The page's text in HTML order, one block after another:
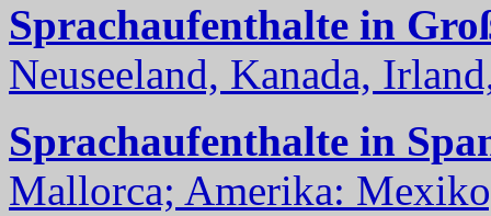
Sprachaufenthalte in
Neuseeland, Kanada,
Sprachaufenthalte in
Mallorca; Amerika: